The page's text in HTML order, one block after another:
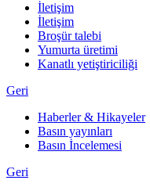
İletişim
İletişim
Broşür talebi
Yumurta üretimi
Kanatlı yetiştiriciliği
Geri
Haberler & Hikayeler
Basın yayınları
Basın İncelemesi
Geri